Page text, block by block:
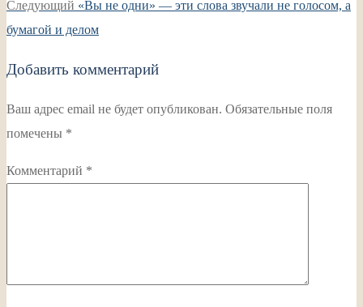
записям
Следующий Следующая
запись:
«Вы не одни» — эти слова звучали не голосом, а
бумагой и делом
Добавить комментарий
Ваш адрес email не будет опубликован. Обязательные поля
помечены *
Комментарий *